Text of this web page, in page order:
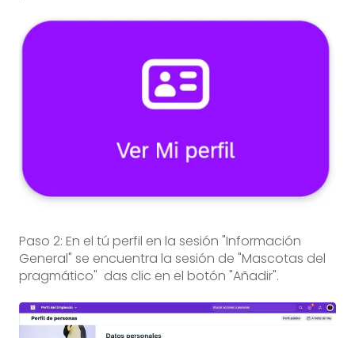
Paso 2: En el tú perfil en la sesión "Información
General" se encuentra la sesión de "Mascotas del
pragmático" das clic en el botón "Añadir".